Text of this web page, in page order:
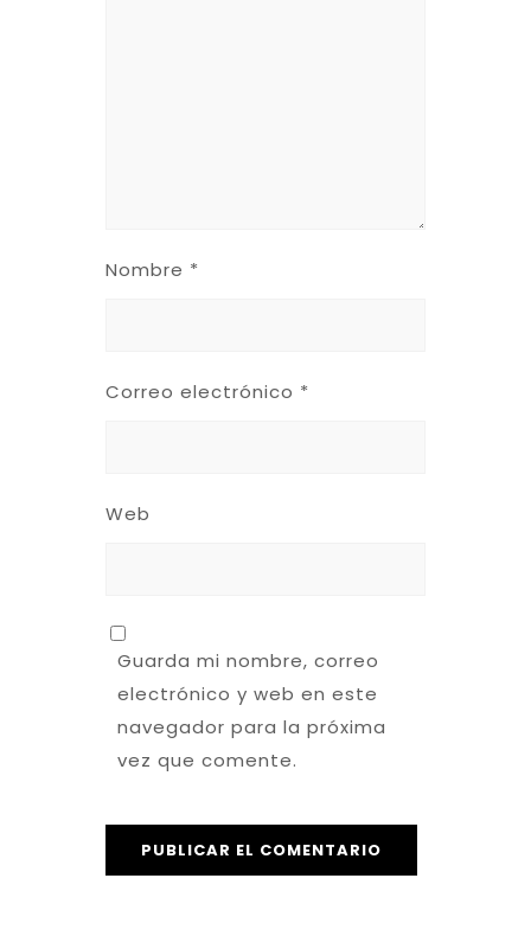
Nombre *
Correo electrónico *
Web
Guarda mi nombre, correo
electrónico y web en este
navegador para la próxima
vez que comente.